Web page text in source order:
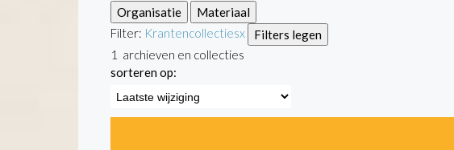
Organisatie
Materiaal
Filter: Krantencollectiesx
Filters legen
1 archieven en collecties
sorteren op: